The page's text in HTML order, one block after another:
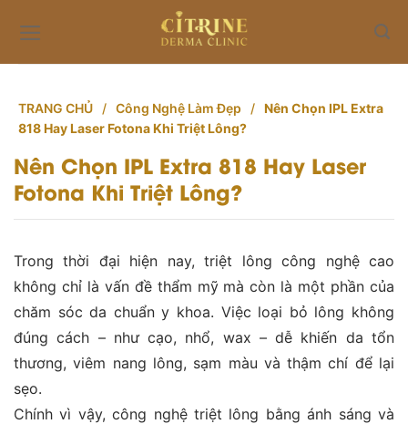
content
TRANG CHỦ / Công Nghệ Làm Đẹp / Nên Chọn IPL Extra
818 Hay Laser Fotona Khi Triệt Lông?
Nên Chọn IPL Extra 818 Hay Laser
Fotona Khi Triệt Lông?
Trong thời đại hiện nay, triệt lông công nghệ cao
không chỉ là vấn đề thẩm mỹ mà còn là một phần của
chăm sóc da chuẩn y khoa. Việc loại bỏ lông không
đúng cách – như cạo, nhổ, wax – dễ khiến da tổn
thương, viêm nang lông, sạm màu và thậm chí để lại
sẹo.
Chính vì vậy, công nghệ triệt lông bằng ánh sáng và